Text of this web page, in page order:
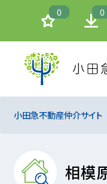
0 0
小田急不動産仲介サイト
相模